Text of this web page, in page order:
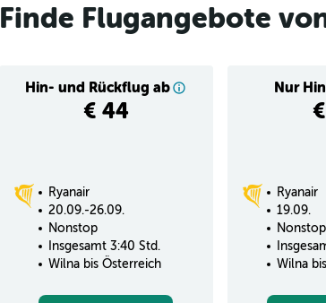
Finde Flugangebote
Hin- und Rückflug ab
€ 44
Nur
Ryanair
20.09.-26.09.
Nonstop
Insgesamt 3:40 Std.
Wilna bis Österreich
Ryanair
19.09.
Nonstop
Wilna